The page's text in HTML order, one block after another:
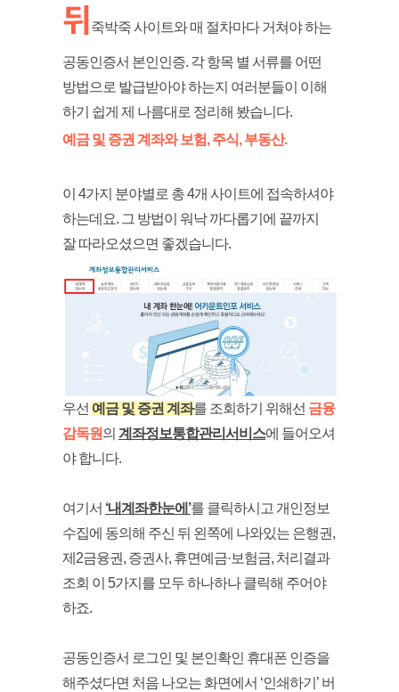
뒤 죽박죽 사이트와 매 절차마다 거쳐야 하는
공동인증서 본인인증. 각 항목 별 서류를 어떤
방법으로 발급받아야 하는지 여러분들이 이해
하기 쉽게 제 나름대로 정리해 봤습니다.
예금 및 증권 계좌와 보험, 주식, 부동산.
이 4가지 분야별로 총 4개 사이트에 접속하셔야
하는데요. 그 방법이 워낙 까다롭기에 끝까지
잘 따라오셨으면 좋겠습니다.
우선 예금 및 증권 계좌를 조회하기 위해선 금융
감독원의 계좌정보통합관리서비스에 들어오셔
야 합니다.
여기서 ‘내계좌한눈에’를 클릭하시고 개인정보
수집에 동의해 주신 뒤 왼쪽에 나와있는 은행권,
제2금융권, 증권사, 휴면예금·보험금, 처리결과
조회 이 5가지를 모두 하나하나 클릭해 주어야
하죠.
공동인증서 로그인 및 본인확인 휴대폰 인증을
해주셨다면 처음 나오는 화면에서 ‘인쇄하기’ 버